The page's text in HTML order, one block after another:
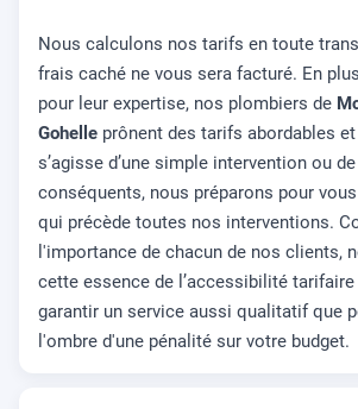
Nous calculons nos tarifs en toute
frais caché ne vous sera facturé. En
pour leur expertise, nos plombiers de
Gohelle prônent des tarifs abordables et
s’agisse d’une simple intervention ou
conséquents, nous préparons pour
qui précède toutes nos interventions.
l'importance de chacun de nos clients,
cette essence de l’accessibilité
garantir un service aussi qualitatif que
l'ombre d'une pénalité sur votre budget.